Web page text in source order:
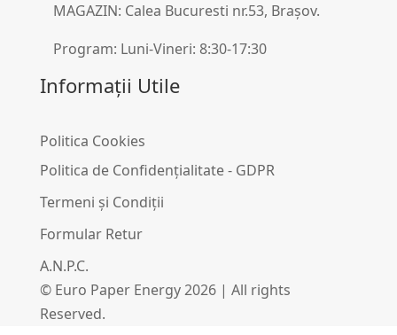
MAGAZIN: Calea Bucuresti nr.53, Brașov.
Program: Luni-Vineri: 8:30-17:30
Informații Utile
Politica Cookies
Politica de Confidențialitate - GDPR
Termeni și Condiții
Formular Retur
A.N.P.C.
© Euro Paper Energy 2026 | All rights
Reserved.